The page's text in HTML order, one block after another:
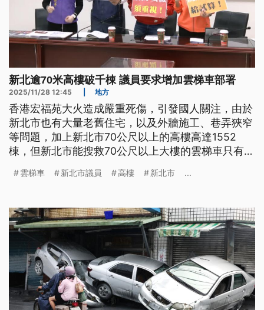
新北逾70米高樓破千棟 議員要求增加雲梯車部署
2025/11/28 12:45 地方
香港宏福苑大火造成嚴重死傷，引發國人關注，由於
新北市也有大量老舊住宅，以及外牆施工、巷弄狹窄
等問題，加上新北市70公尺以上的高樓高達1552
棟，但新北市能搜救70公尺以上大樓的雲梯車只有1
雲梯車 新北市議員 高樓 新北市 ...